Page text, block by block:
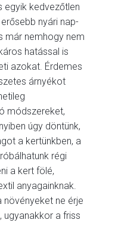
egyik kedvezőtlen
nyári nap-
már nemhogy nem
hatással is
azokat. Érdemes
árnyékot
módszereket,
úgy döntünk,
a kertünkben, a
régi
a kert fölé,
anyagainknak.
növényeket ne érje
ugyanakkor a friss